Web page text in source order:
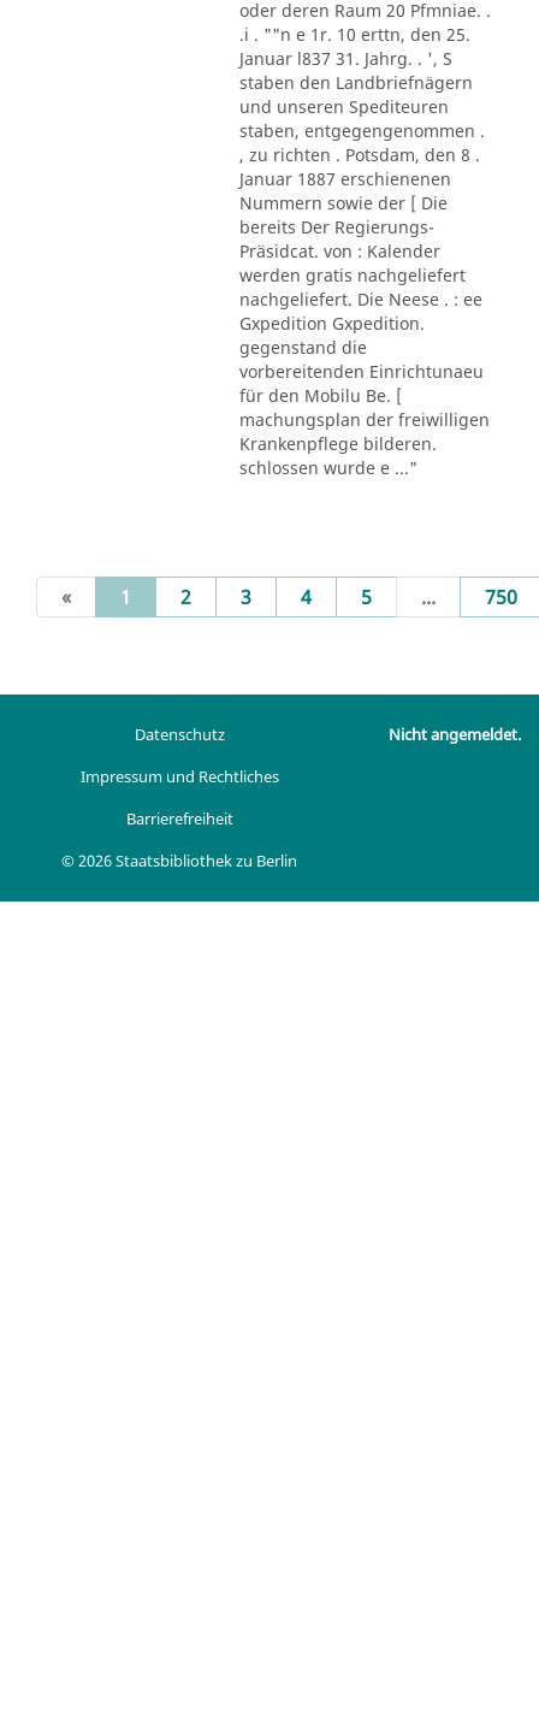
oder deren Raum 20 Pfmniae. .
.i . ""n e 1r. 10 erttn, den 25.
Januar l837 31. Jahrg. . ', S
staben den Landbriefnägern
und unseren Spediteuren
staben, entgegengenommen .
, zu richten . Potsdam, den 8 .
Januar 1887 erschienenen
Nummern sowie der [ Die
bereits Der Regierungs-
Präsidcat. von : Kalender
werden gratis nachgeliefert
nachgeliefert. Die Neese . : ee
Gxpedition Gxpedition.
gegenstand die
vorbereitenden Einrichtunaeu
für den Mobilu Be. [
machungsplan der freiwilligen
Krankenpflege bilderen.
schlossen wurde e ..."
« 1 (current)
2 3 4 5 ... 750
Datenschutz
Impressum und Rechtliches
Barrierefreiheit
© 2026 Staatsbibliothek zu Berlin
Nicht angemeldet.